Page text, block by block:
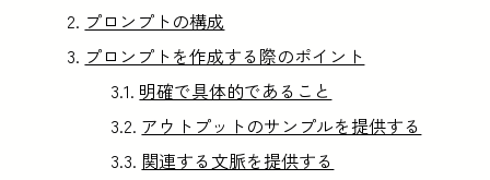
プロンプトの構成
プロンプトを作成する際のポイント
明確で具体的であること
アウトプットのサンプルを提供する
関連する文脈を提供する